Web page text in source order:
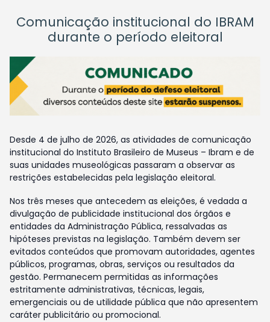
Comunicação institucional do IBRAM
durante o período eleitoral
Desde 4 de julho de 2026, as atividades de comunicação
institucional do Instituto Brasileiro de Museus – Ibram e de
suas unidades museológicas passaram a observar as
restrições estabelecidas pela legislação eleitoral.
Nos três meses que antecedem as eleições, é vedada a
divulgação de publicidade institucional dos órgãos e
entidades da Administração Pública, ressalvadas as
hipóteses previstas na legislação. Também devem ser
evitados conteúdos que promovam autoridades, agentes
públicos, programas, obras, serviços ou resultados da
gestão. Permanecem permitidas as informações
estritamente administrativas, técnicas, legais,
emergenciais ou de utilidade pública que não apresentem
caráter publicitário ou promocional.